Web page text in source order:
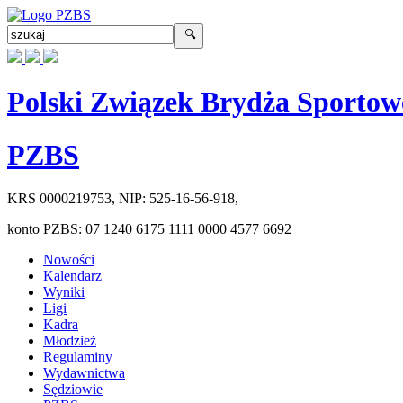
Polski Związek Brydża
PZBS
KRS 0000219753, NIP: 525-16-56-918,
konto PZBS: 07 1240 6175 1111 0000 4577 6692
Nowości
Kalendarz
Wyniki
Ligi
Kadra
Młodzież
Regulaminy
Wydawnictwa
Sędziowie